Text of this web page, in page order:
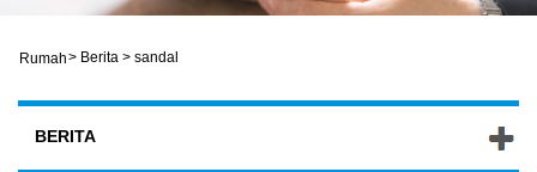
Rumah> Berita > sandal
BERITA